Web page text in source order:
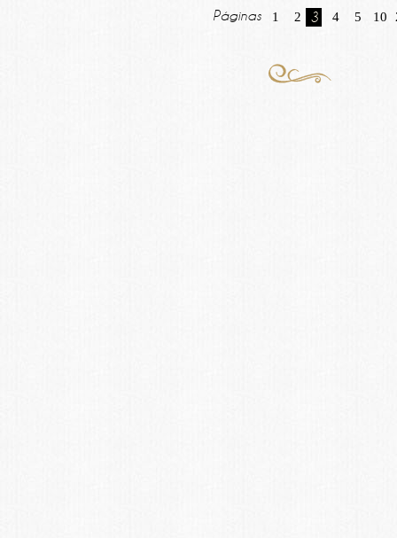
Páginas 1 2 3 4 5 10